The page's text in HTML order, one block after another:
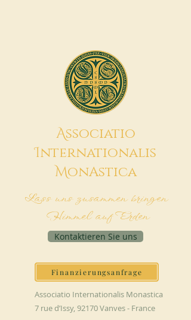
Associatio
Internationalis
MonAstica
Lass uns zusammen bringen
Himmel auf Erden
Kontaktieren Sie uns
Finanzierungsanfrage
Associatio Internationalis Monastica
7 rue d’Issy, 92170 Vanves - France